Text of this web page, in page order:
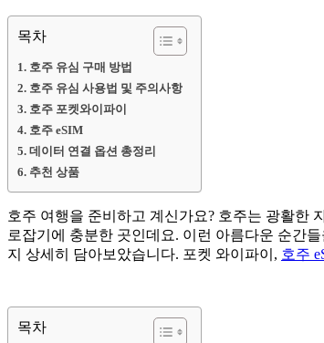
목차
호주 유심 구매 방법
호주 유심 사용법 및 주의사항
호주 포켓와이파이
호주 eSIM
데이터 연결 옵션 총정리
추천 상품
호주 여행을 준비하고 계신가요? 호주는 광활한
로잡기에 충분한 곳인데요. 이런 아름다운 순간
지 상세히 담아보았습니다. 포켓 와이파이, 호주
목차